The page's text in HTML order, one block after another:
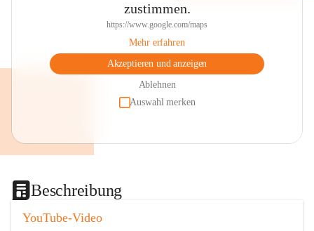
zustimmen.
https://www.google.com/maps
Mehr erfahren
Akzeptieren und anzeigen
Ablehnen
Auswahl merken
Beschreibung
YouTube-Video